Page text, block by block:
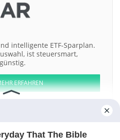
intelligente ETF-Sparplan.
ist steuersmart,
ERFAHREN
That The Bible